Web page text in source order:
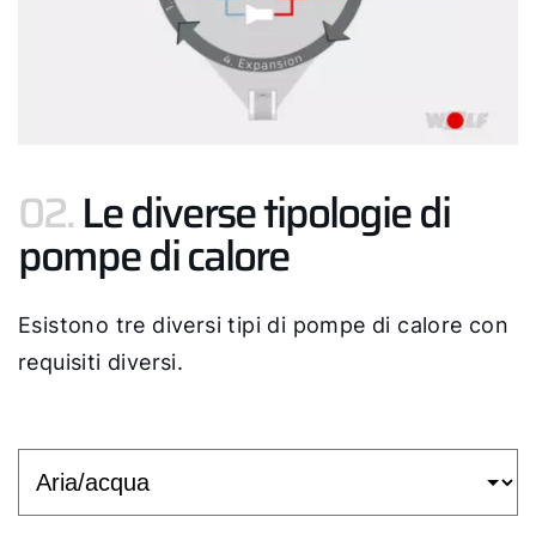
02.Le diverse tipologie di
pompe di calore
Esistono tre diversi tipi di pompe di calore con
requisiti diversi.